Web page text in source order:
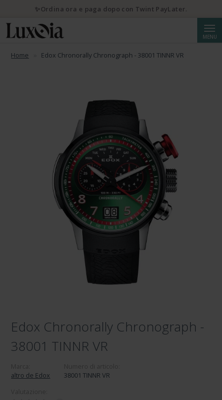
MENU
Home Edox Chronorally Chronograph - 38001 TINNR VR
Edox Chronorally Chronograph -
38001 TINNR VR
altro de Edox
38001 TINNR VR
✨Ordina ora e paga dopo con Twint PayLater.